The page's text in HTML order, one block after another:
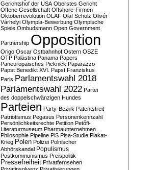
Gerichtshof der USA Oberstes Gericht
Offene Gesellschaft Offshore-Firmen
Oktoberrevolution OLAF Olaf Scholz Olivér
Várhelyi Olympia-Bewerbung Olympische
Spiele Ombudsmann Open Government
Partnership Opposition
Origo Oscar Ostbahnhof Ostern OSZE
OTP Palästina Panama Papers
Paneuropäisches Picknick Paparazzo
Papst Benedikt XVI. Papst Franziskus
Paris Parlamentswahl 2018
Parlamentswahl 2022 Partei
des doppelschwänzigen Hundes
Parteien Party-Bezirk Patentstreit
Patriotismus Pegasus Personenkennzahl
Persönlichkeitsrechte Petition Petőfi-
Literaturmuseum Pharmaunternehmen
Philosophie Pipeline PiS Pisa-Studie Plakat-
Krieg Polen Polizei Polnischer
Abhörskandal Populismus
Postkommunismus Preispolitik
Pressefreiheit Privatfernsehen